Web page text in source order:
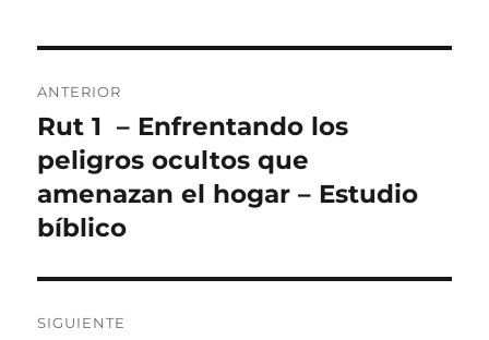
de
entradas
ANTERIOR
Entrada
anterior:
Rut 1 – Enfrentando los
peligros ocultos que
amenazan el hogar – Estudio
bíblico
SIGUIENTE